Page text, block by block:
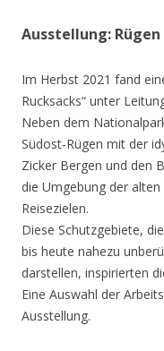
Ausstellung:
Im Herbst 2021 fand
Rucksacks“ unter
Neben dem
Südost-Rügen mit der
Zicker Bergen und den
die Umgebung der
Reisezielen.
Diese Schutzgebiete,
bis heute nahezu
darstellen, inspirierten
Eine Auswahl der
Ausstellung.